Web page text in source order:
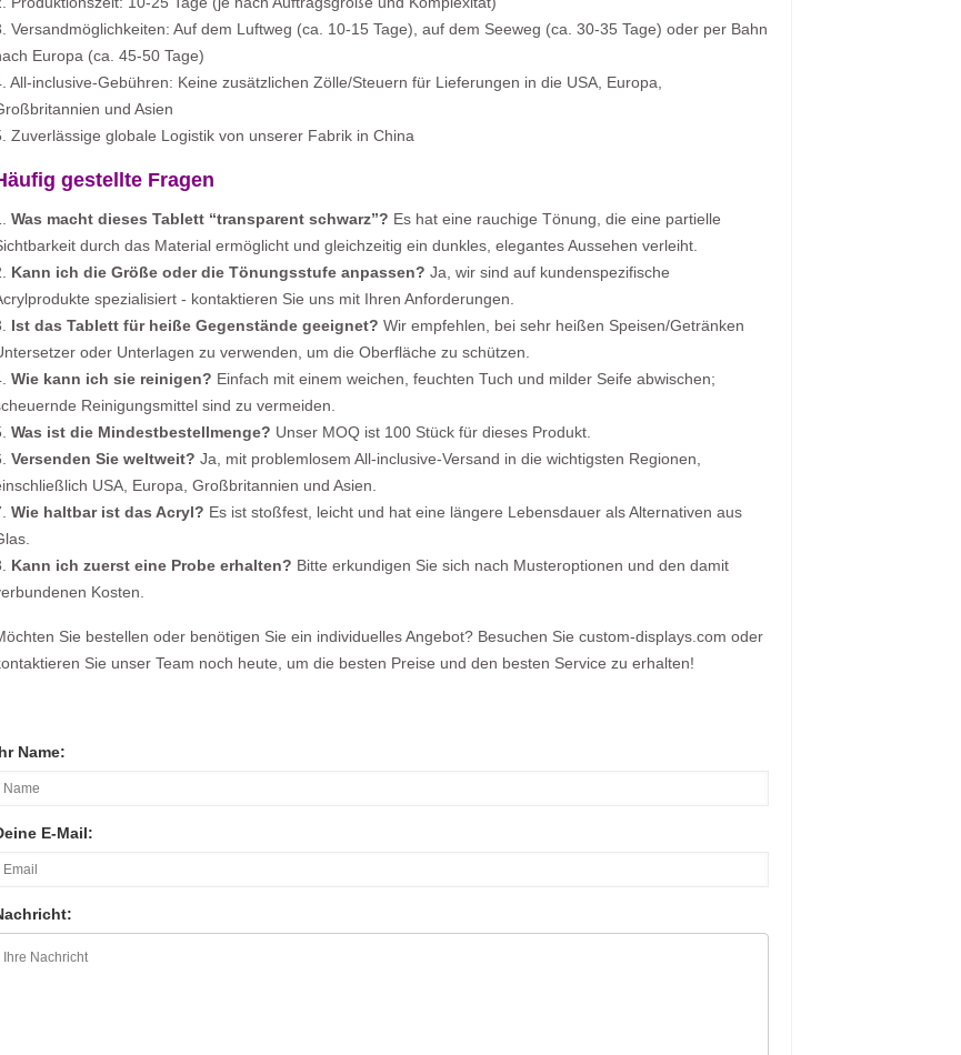
Versandmöglichkeiten: Auf dem Luftweg (ca. 10-15 Tage), auf dem Seeweg (ca. 30-35 Tage) oder per Bahn
Europa (ca. 45-50 Tage)
All-inclusive-Gebühren: Keine zusätzlichen Zölle/Steuern für Lieferungen in die USA, Europa,
und Asien
Zuverlässige globale Logistik von unserer Fabrik in China
gestellte Fragen
Was macht dieses Tablett “transparent schwarz”? Es hat eine rauchige Tönung, die eine partielle
durch das Material ermöglicht und gleichzeitig ein dunkles, elegantes Aussehen verleiht.
Kann ich die Größe oder die Tönungsstufe anpassen? Ja, wir sind auf kundenspezifische
spezialisiert - kontaktieren Sie uns mit Ihren Anforderungen.
Ist das Tablett für heiße Gegenstände geeignet? Wir empfehlen, bei sehr heißen Speisen/Getränken
oder Unterlagen zu verwenden, um die Oberfläche zu schützen.
Wie kann ich sie reinigen? Einfach mit einem weichen, feuchten Tuch und milder Seife abwischen;
Reinigungsmittel sind zu vermeiden.
Was ist die Mindestbestellmenge? Unser MOQ ist 100 Stück für dieses Produkt.
Versenden Sie weltweit? Ja, mit problemlosem All-inclusive-Versand in die wichtigsten Regionen,
USA, Europa, Großbritannien und Asien.
Wie haltbar ist das Acryl? Es ist stoßfest, leicht und hat eine längere Lebensdauer als Alternativen aus
Kann ich zuerst eine Probe erhalten? Bitte erkundigen Sie sich nach Musteroptionen und den damit
Kosten.
Sie bestellen oder benötigen Sie ein individuelles Angebot? Besuchen Sie custom-displays.com oder
Sie unser Team noch heute, um die besten Preise und den besten Service zu erhalten!
Name:
E-Mail: